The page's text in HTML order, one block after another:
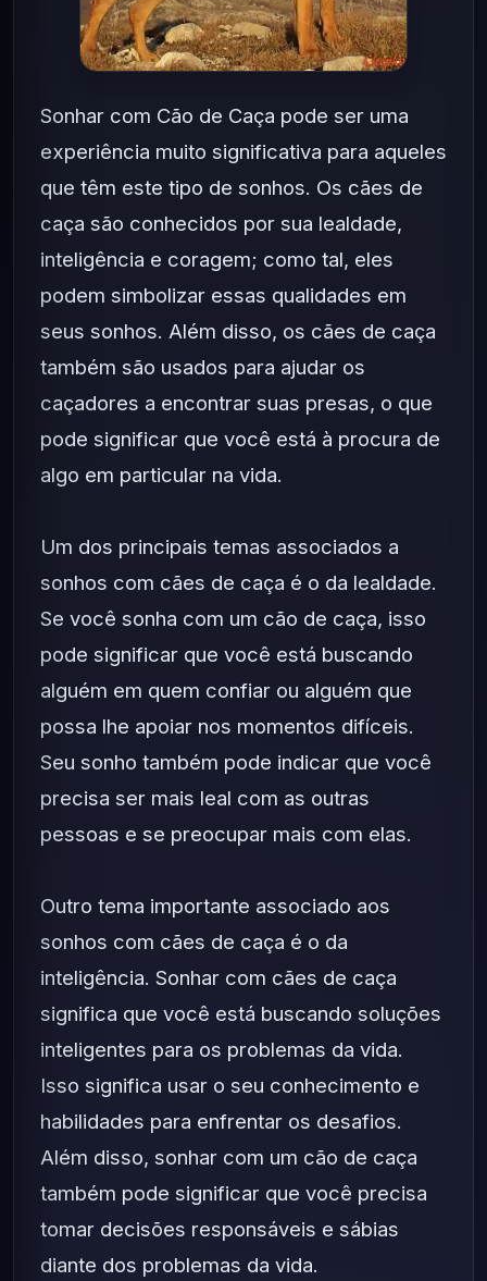
Sonhar com Cão de Caça pode ser uma
experiência muito significativa para aqueles
que têm este tipo de sonhos. Os cães de
caça são conhecidos por sua lealdade,
inteligência e coragem; como tal, eles
podem simbolizar essas qualidades em
seus sonhos. Além disso, os cães de caça
também são usados para ajudar os
caçadores a encontrar suas presas, o que
pode significar que você está à procura de
algo em particular na vida.
Um dos principais temas associados a
sonhos com cães de caça é o da lealdade.
Se você sonha com um cão de caça, isso
pode significar que você está buscando
alguém em quem confiar ou alguém que
possa lhe apoiar nos momentos difíceis.
Seu sonho também pode indicar que você
precisa ser mais leal com as outras
pessoas e se preocupar mais com elas.
Outro tema importante associado aos
sonhos com cães de caça é o da
inteligência. Sonhar com cães de caça
significa que você está buscando soluções
inteligentes para os problemas da vida.
Isso significa usar o seu conhecimento e
habilidades para enfrentar os desafios.
Além disso, sonhar com um cão de caça
também pode significar que você precisa
tomar decisões responsáveis e sábias
diante dos problemas da vida.